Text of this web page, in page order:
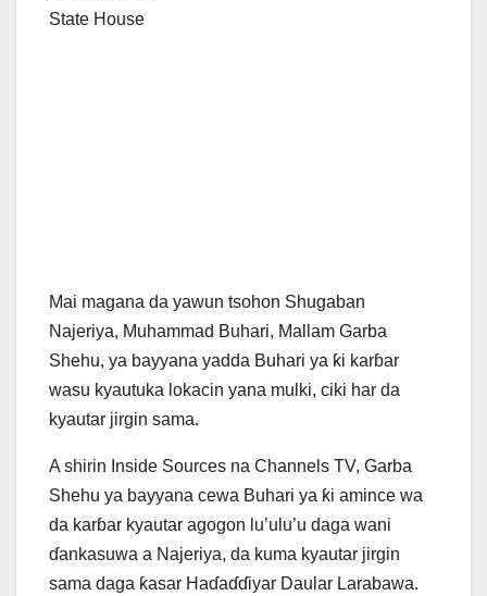
State House
Mai magana da yawun tsohon Shugaban
Najeriya, Muhammad Buhari, Mallam Garba
Shehu, ya bayyana yadda Buhari ya ƙi karɓar
wasu kyautuka lokacin yana mulki, ciki har da
kyautar jirgin sama.
A shirin Inside Sources na Channels TV, Garba
Shehu ya bayyana cewa Buhari ya ƙi amince wa
da karɓar kyautar agogon lu’ulu’u daga wani
ɗankasuwa a Najeriya, da kuma kyautar jirgin
sama daga ƙasar Haɗaɗɗiyar Daular Larabawa.